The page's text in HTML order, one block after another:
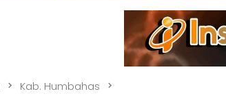
Kab. Humbahas